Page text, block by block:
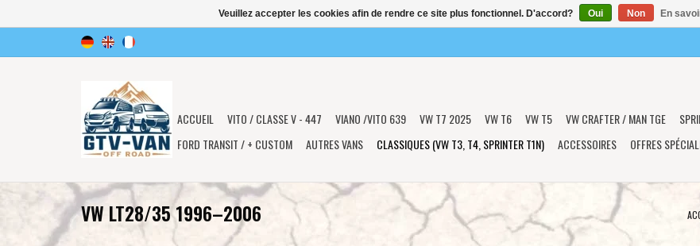
ACCUEIL VITO / CLASSE V - 447 VIANO /VITO 639 VW T7 2025 VW T6 VW T5 VW CRAFTER / MAN TGE
FORD TRANSIT / + CUSTOM
AUTRES VANS CLASSIQUES (VW T3, T4, SPRINTER T1N) ACCESSOIRES OFFRES
VW LT28/35 1996–2006
Veuillez accepter les cookies afin de rendre ce site plus fonctionnel. D'accord? Oui Non En